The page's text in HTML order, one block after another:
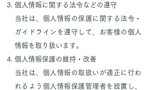
個人情報に関する法令などの遵守
当社は、個人情報の保護に関する法令・
ガイドラインを遵守して、お客様の個人
情報を取り扱います。
個人情報保護の維持・改善
当社は、個人情報の取扱いが適正に行わ
れるよう個人情報保護管理者を設置し、